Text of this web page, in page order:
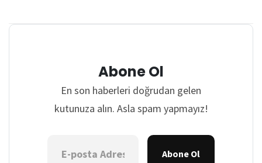
Abone Ol
En son haberleri doğrudan gelen
kutunuza alın. Asla spam yapmayız!
Abone Ol